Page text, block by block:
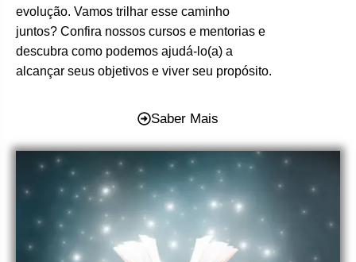
evolução. Vamos trilhar esse caminho
juntos? Confira nossos cursos e mentorias e
descubra como podemos ajudá-lo(a) a
alcançar seus objetivos e viver seu propósito.
Saber Mais